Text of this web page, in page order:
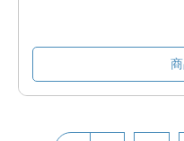
・フロア画面1画面（座席30席程